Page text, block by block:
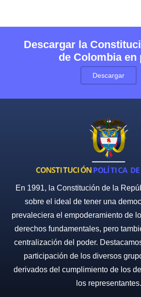
Descargar la
de Colombia en
Descargar
En 1991, la Constitución de la
sobre el ideal de tener una
prevaleciera el empoderamiento de
derechos fundamentales, pero
centralización del poder.
participación de los diversos
derivados del cumplimiento de los
los representantes.